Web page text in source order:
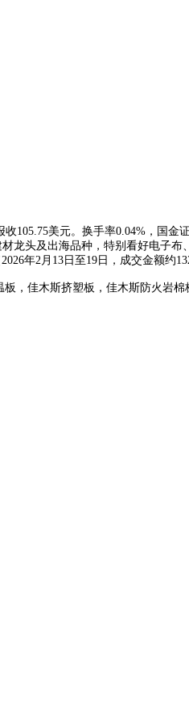
美元。换手率0.04%，国金
头及出海品种，特别看好电子
年2月13日至19日，成交金额约
，佳木斯挤塑板，佳木斯防火岩